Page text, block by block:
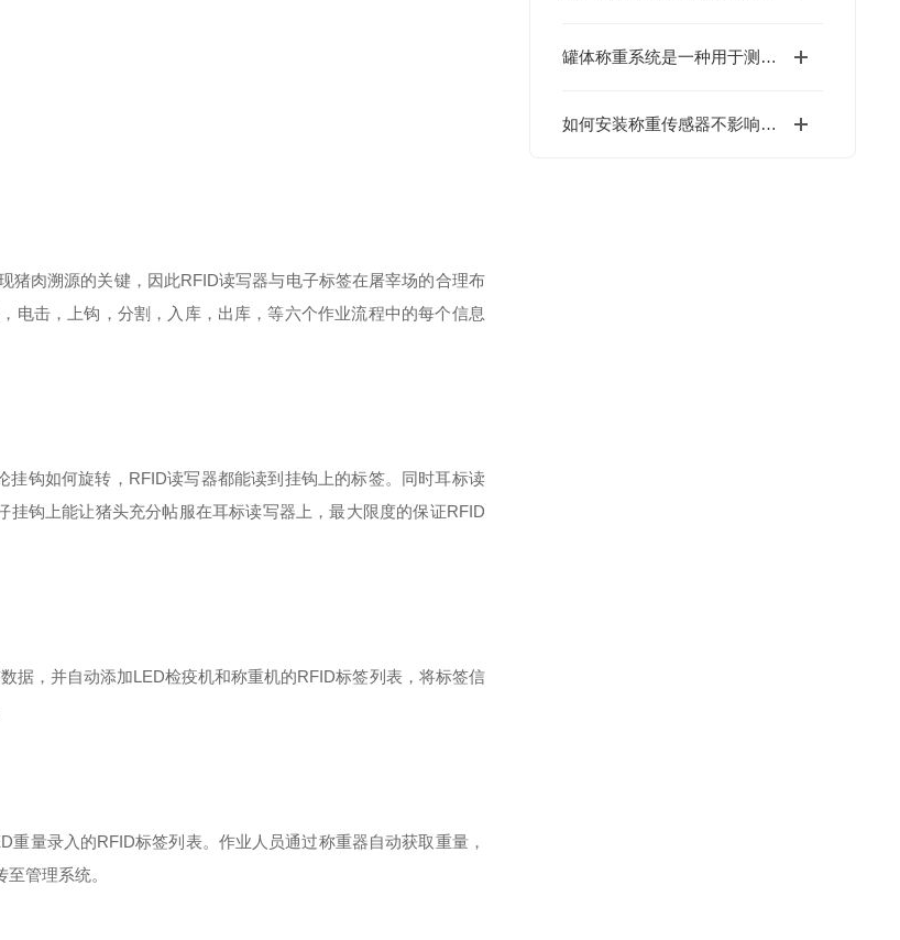
罐体称重系统是一种用于测量和监控罐体重量的技术
如何安装称重传感器不影响它的使用性能
肉溯源的关键，因此RFID读写器与电子标签在屠宰场的合理布
电击，上钩，分割，入库，出库，等六个作业流程中的每个信息
钩如何旋转，RFID读写器都能读到挂钩上的标签。同时耳标读
钩上能让猪头充分帖服在耳标读写器上，最大限度的保证RFID
据，并自动添加LED检疫机和称重机的RFID标签列表，将标签信
量录入的RFID标签列表。作业人员通过称重器自动获取重量，
管理系统。